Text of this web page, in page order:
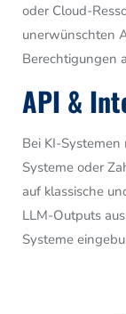
oder Cloud-
unerwünschten
Berechtigungen
API &
Bei KI-
Systeme oder
auf klassische
LLM-Outputs
Systeme